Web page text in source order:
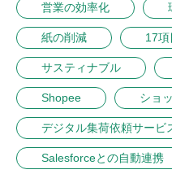
営業の効率化
紙の削減 17項
サスティナブル
Shopee ショ
デジタル集荷依頼サービ
Salesforceとの自動連携